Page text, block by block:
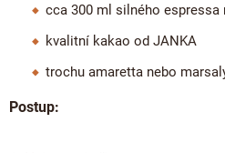
cca 300 ml silného espressa
kvalitní kakao od JANKA
trochu amaretta nebo
Postup: